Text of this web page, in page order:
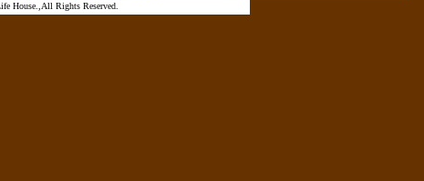
House.,All Rights Reserved.